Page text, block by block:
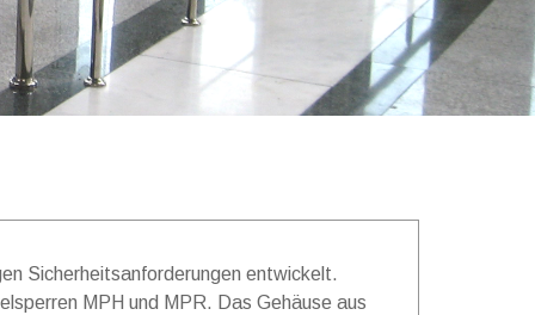
Sicherheitsanforderungen entwickelt.
MPH und MPR. Das Gehäuse aus